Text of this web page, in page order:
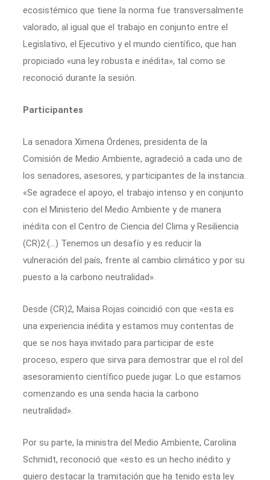
ecosistémico que tiene la norma fue transversalmente
valorado, al igual que el trabajo en conjunto entre el
Legislativo, el Ejecutivo y el mundo científico, que han
propiciado «una ley robusta e inédita», tal como se
reconoció durante la sesión.
Participantes
La senadora Ximena Órdenes, presidenta de la
Comisión de Medio Ambiente, agradeció a cada uno de
los senadores, asesores, y participantes de la instancia.
«Se agradece el apoyo, el trabajo intenso y en conjunto
con el Ministerio del Medio Ambiente y de manera
inédita con el Centro de Ciencia del Clima y Resiliencia
(CR)2.(…) Tenemos un desafío y es reducir la
vulneración del país, frente al cambio climático y por su
puesto a la carbono neutralidad».
Desde (CR)2, Maisa Rojas coincidió con que «esta es
una experiencia inédita y estamos muy contentas de
que se nos haya invitado para participar de este
proceso, espero que sirva para demostrar que el rol del
asesoramiento científico puede jugar. Lo que estamos
comenzando es una senda hacia la carbono
neutralidad».
Por su parte, la ministra del Medio Ambiente, Carolina
Schmidt, reconoció que «esto es un hecho inédito y
quiero destacar la tramitación que ha tenido esta ley